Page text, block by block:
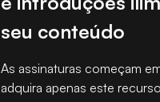
seu conteúdo
As assinaturas começam
adquira apenas este